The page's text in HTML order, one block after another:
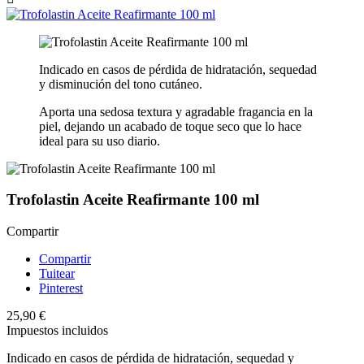
Indicado en casos de pérdida de hidratación, sequedad
y disminución del tono cutáneo.
Aporta una sedosa textura y agradable fragancia en la
piel, dejando un acabado de toque seco que lo hace
ideal para su uso diario.
Trofolastin Aceite Reafirmante 100 ml
Compartir
Compartir
Tuitear
Pinterest
25,90 €
Impuestos incluidos
Indicado en casos de pérdida de hidratación, sequedad y